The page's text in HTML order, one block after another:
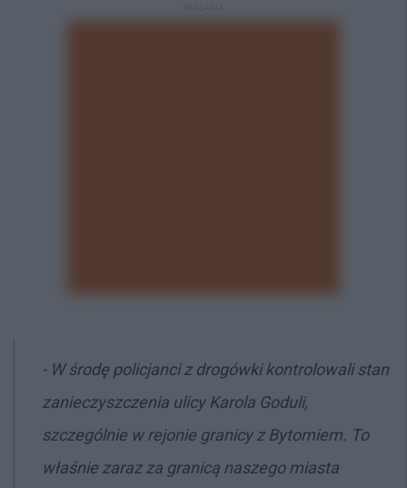
- W środę policjanci z drogówki kontrolowali stan
zanieczyszczenia ulicy Karola Goduli,
szczególnie w rejonie granicy z Bytomiem. To
właśnie zaraz za granicą naszego miasta